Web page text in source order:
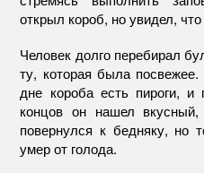
открыл короб, но увидел,
Человек долго перебирал
ту, которая была
дне короба есть пироги,
концов он нашел
повернулся к бедняку, но
умер от голода.